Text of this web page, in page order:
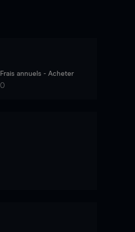
Frais annuels - Acheter
0